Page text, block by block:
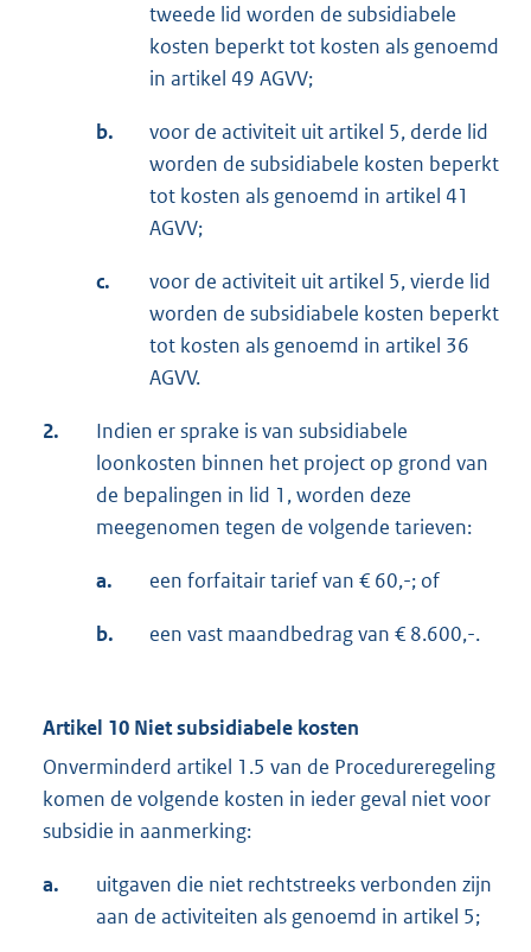
tweede lid worden de subsidiabele
kosten beperkt tot kosten als genoemd
in artikel 49 AGVV;
b.
voor de activiteit uit artikel 5, derde lid
worden de subsidiabele kosten beperkt
tot kosten als genoemd in artikel 41
AGVV;
c.
voor de activiteit uit artikel 5, vierde lid
worden de subsidiabele kosten beperkt
tot kosten als genoemd in artikel 36
AGVV.
2.
Indien er sprake is van subsidiabele
loonkosten binnen het project op grond van
de bepalingen in lid 1, worden deze
meegenomen tegen de volgende tarieven:
a. een forfaitair tarief van € 60,-; of
b. een vast maandbedrag van € 8.600,-.
Artikel 10 Niet subsidiabele kosten
Onverminderd artikel 1.5 van de Procedureregeling
komen de volgende kosten in ieder geval niet voor
subsidie in aanmerking:
a.
uitgaven die niet rechtstreeks verbonden zijn
aan de activiteiten als genoemd in artikel 5;